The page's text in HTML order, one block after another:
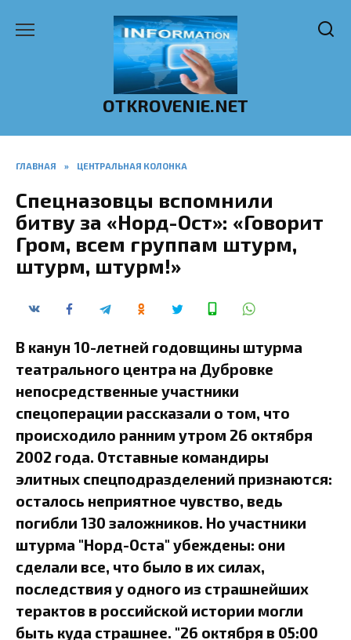
OTKROVENIE.NET
ГЛАВНАЯ » ЦЕНТРАЛЬНАЯ КОЛОНКА
Спецназовцы вспомнили
битву за «Норд-Ост»: «Говорит
Гром, всем группам штурм,
штурм, штурм!»
В канун 10-летней годовщины штурма
театрального центра на Дубровке
непосредственные участники
спецоперации рассказали о том, что
происходило ранним утром 26 октября
2002 года. Отставные командиры
элитных спецподразделений признаются:
осталось неприятное чувство, ведь
погибли 130 заложников. Но участники
штурма "Норд-Оста" убеждены: они
сделали все, что было в их силах,
последствия у одного из страшнейших
терактов в российской истории могли
быть куда страшнее. "26 октября в 05:00